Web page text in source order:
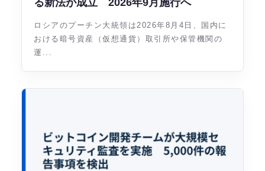
ロシアのプーチン大統領は2026年8月4日、国内に
おける暗号資産（仮想通貨）取引所や保管機関の
運...